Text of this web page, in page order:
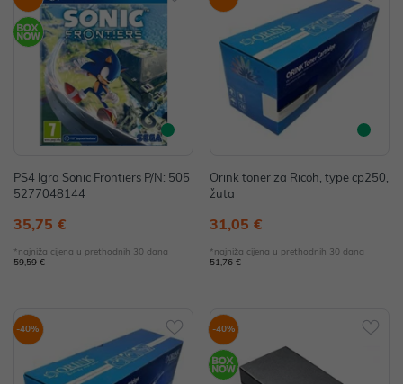
PS4 Igra Sonic Frontiers P/N: 505
5277048144
35,75 €
*najniža cijena u prethodnih 30 dana
59,59 €
Orink toner za Ricoh, type cp250,
žuta
31,05 €
*najniža cijena u prethodnih 30 dana
51,76 €
-40% -40%